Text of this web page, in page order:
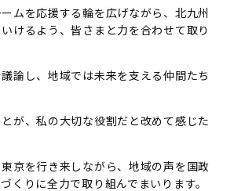
ムを応援する輪を広げながら、北九州
けるよう、皆さまと力を合わせて取り
論し、地域では未来を支える仲間たち
が、私の大切な役割だと改めて感じた
京を行き来しながら、地域の声を国政
くりに全力で取り組んでまいります。